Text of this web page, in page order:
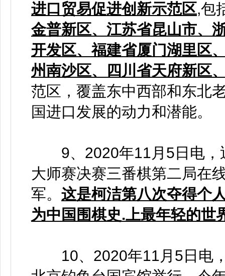
进口贸易促进创新示范区,包
金普新区、江苏省昆山市、
开发区、福建省厦门湖里区
州南沙区、四川省天府新区
范区，覆盖东中西部和东北
国进口发展的动力和潜能。
9、2020年11月5日电，
大师赛决赛三番棋第二局在
军。 这是柯洁第八次夺得个
为中国围棋史.上最年轻的世
10、2020年11月5日电，